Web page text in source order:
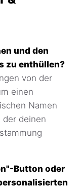
und den
zu enthüllen?
von der
einen
Namen
deinen
Button oder